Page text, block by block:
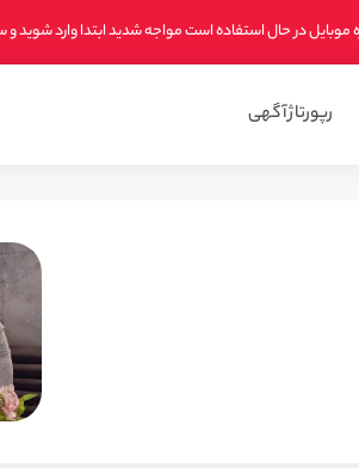
موبایل در حال استفاده است مواجه شدید ابتدا وارد شوید
رپورتاژ آگهی